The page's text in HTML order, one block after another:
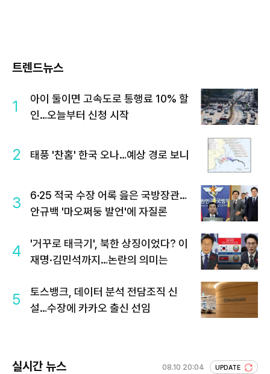
트렌드뉴스
1
아이 둘이면 고속도로 통행료 10% 할
인…오늘부터 신청 시작
2 태풍 '찬홈' 한국 오나…예상 경로 보니
3
6·25 적국 수장 어록 읊은 국방장관…
안규백 '마오쩌둥 발언'에 자질론
4
'거꾸로 태극기', 북한 상징이었다? 이
재명·김민석까지…논란의 의미는
5
토스뱅크, 데이터 분석 전담조직 신
설…수장에 카카오 출신 선임
실시간 뉴스 08.10 20:04 UPDATE